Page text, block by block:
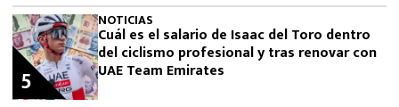
NOTICIAS
Cuál es el salario de Isaac del Toro dentro
del ciclismo profesional y tras renovar con
UAE Team Emirates
5